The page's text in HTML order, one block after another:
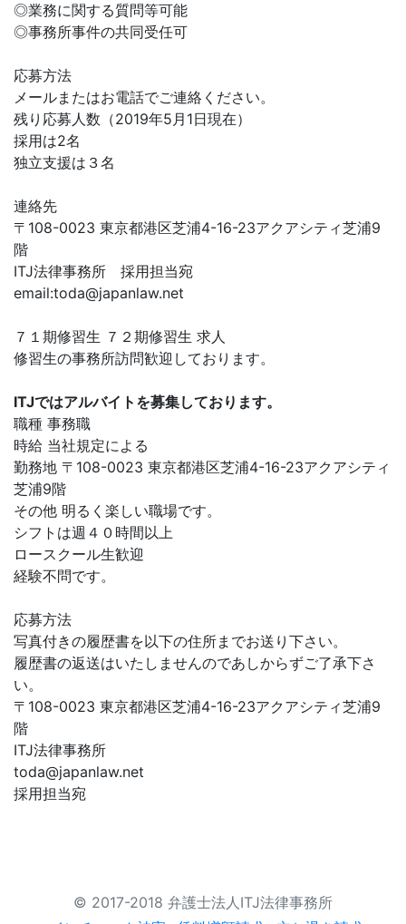
◎業務に関する質問等可能
◎事務所事件の共同受任可
応募方法
メールまたはお電話でご連絡ください。
残り応募人数（2019年5月1日現在）
採用は2名
独立支援は３名
連絡先
〒108-0023 東京都港区芝浦4-16-23アクアシティ芝浦9
階
ITJ法律事務所 採用担当宛
email:toda@japanlaw.net
７１期修習生 ７２期修習生 求人
修習生の事務所訪問歓迎しております。
ITJではアルバイトを募集しております。
職種 事務職
時給 当社規定による
勤務地 〒108-0023 東京都港区芝浦4-16-23アクアシティ
芝浦9階
その他 明るく楽しい職場です。
シフトは週４０時間以上
ロースクール生歓迎
経験不問です。
応募方法
写真付きの履歴書を以下の住所までお送り下さい。
履歴書の返送はいたしませんのであしからずご了承下さ
い。
〒108-0023 東京都港区芝浦4-16-23アクアシティ芝浦9
階
ITJ法律事務所
toda@japanlaw.net
採用担当宛
© 2017-2018 弁護士法人ITJ法律事務所